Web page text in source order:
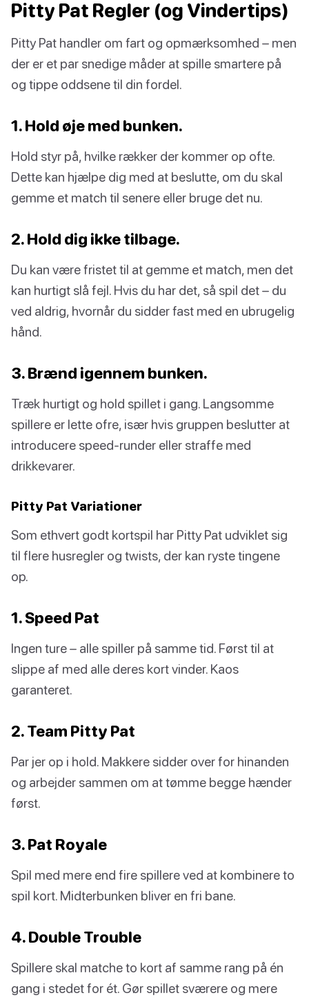
Pitty Pat Regler (og Vindertips)
Pitty Pat handler om fart og opmærksomhed – men
der er et par snedige måder at spille smartere på
og tippe oddsene til din fordel.
1. Hold øje med bunken.
Hold styr på, hvilke rækker der kommer op ofte.
Dette kan hjælpe dig med at beslutte, om du skal
gemme et match til senere eller bruge det nu.
2. Hold dig ikke tilbage.
Du kan være fristet til at gemme et match, men det
kan hurtigt slå fejl. Hvis du har det, så spil det – du
ved aldrig, hvornår du sidder fast med en ubrugelig
hånd.
3. Brænd igennem bunken.
Træk hurtigt og hold spillet i gang. Langsomme
spillere er lette ofre, især hvis gruppen beslutter at
introducere speed-runder eller straffe med
drikkevarer.
Pitty Pat Variationer
Som ethvert godt kortspil har Pitty Pat udviklet sig
til flere husregler og twists, der kan ryste tingene
op.
1. Speed Pat
Ingen ture – alle spiller på samme tid. Først til at
slippe af med alle deres kort vinder. Kaos
garanteret.
2. Team Pitty Pat
Par jer op i hold. Makkere sidder over for hinanden
og arbejder sammen om at tømme begge hænder
først.
3. Pat Royale
Spil med mere end fire spillere ved at kombinere to
spil kort. Midterbunken bliver en fri bane.
4. Double Trouble
Spillere skal matche to kort af samme rang på én
gang i stedet for ét. Gør spillet sværere og mere